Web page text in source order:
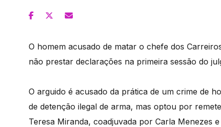
O homem acusado de matar o chefe dos
não prestar declarações na primeira sessão do
O arguido é acusado da prática de um crime de
de detenção ilegal de arma, mas optou por
Teresa Miranda, coadjuvada por Carla Menezes e